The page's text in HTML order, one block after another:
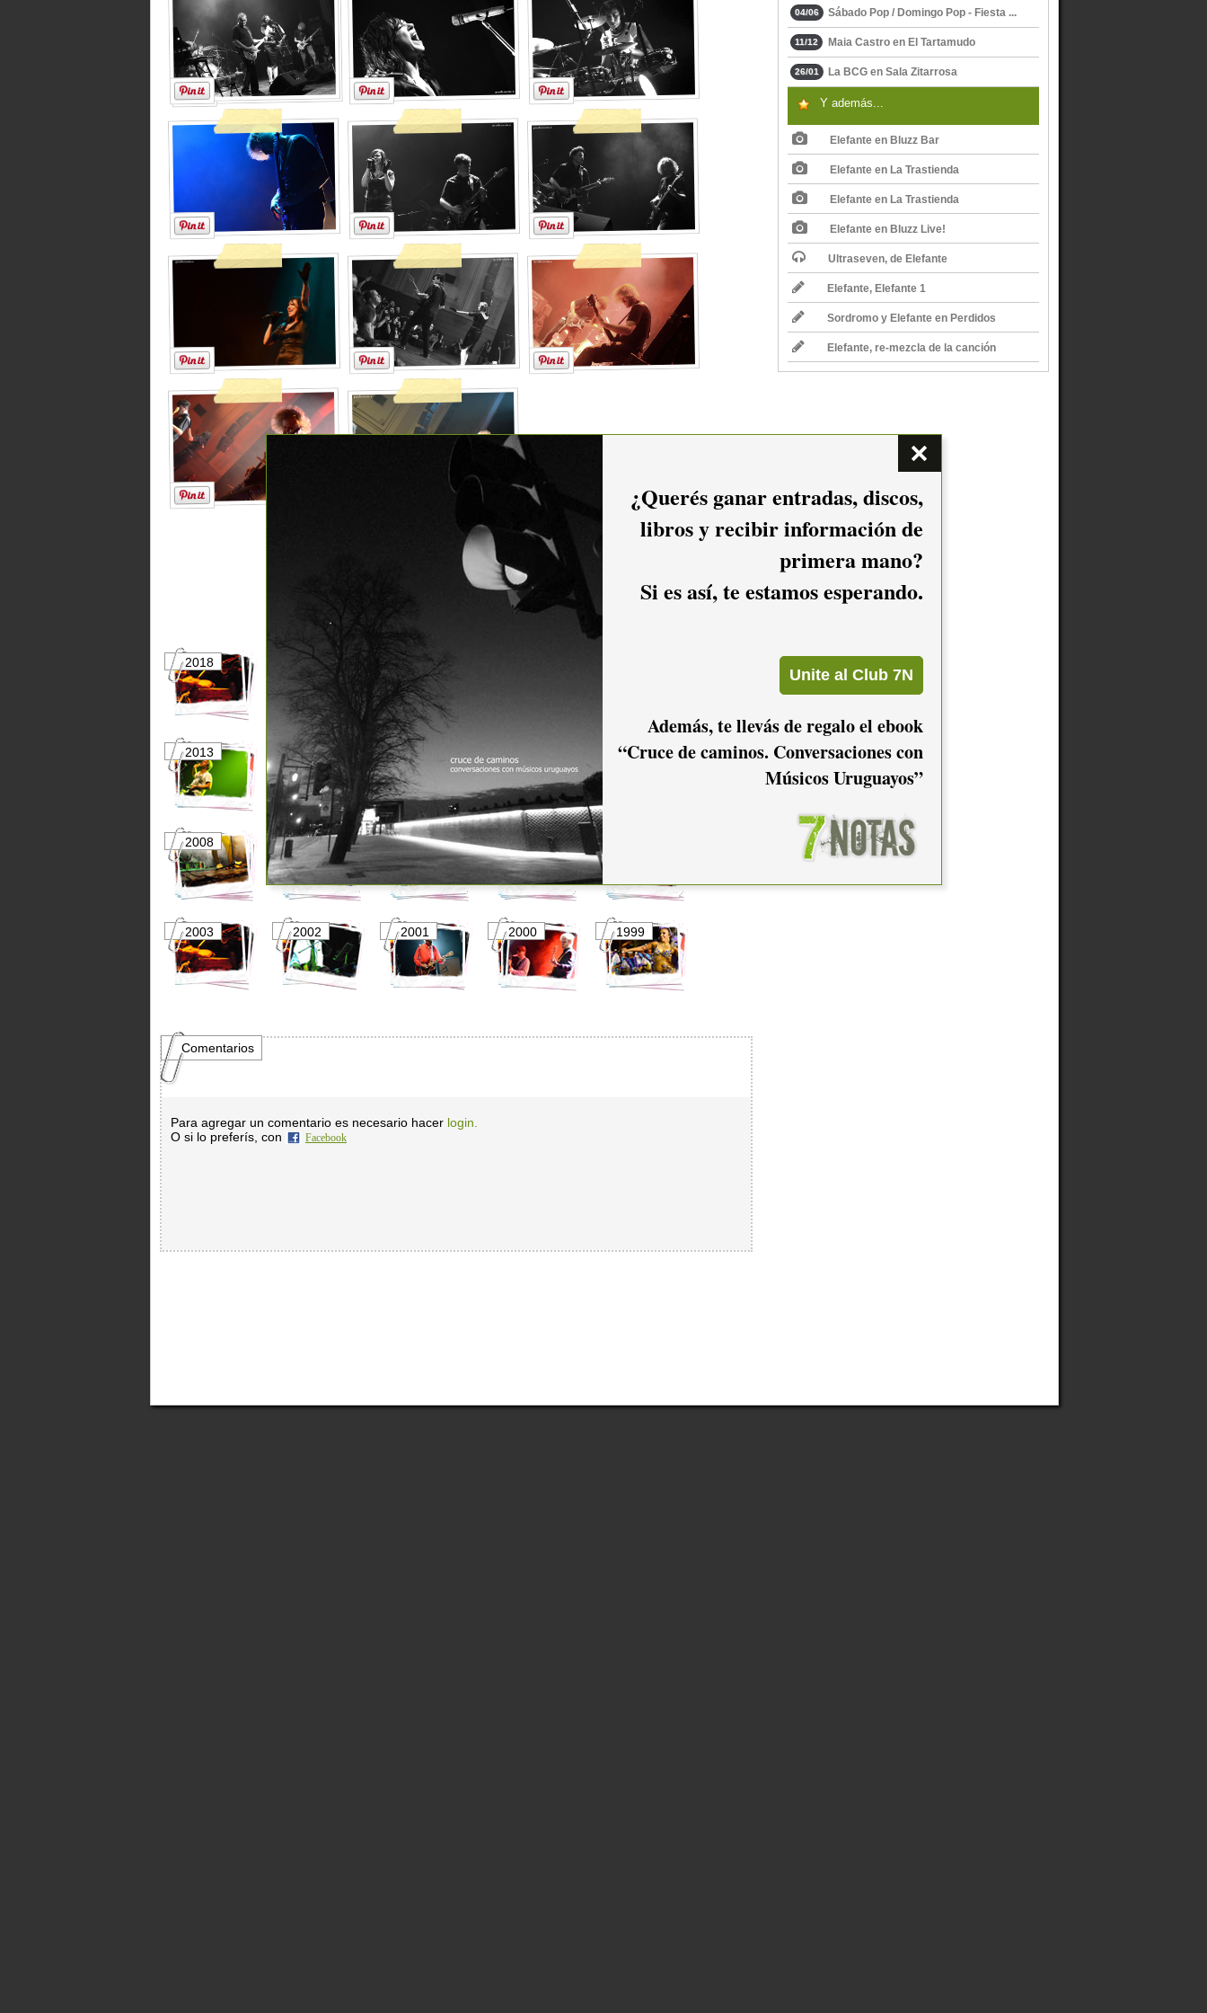
2018 2017 2016
2013 2012 2011 2009
2008 2007 2006 2005
2003 2002 2001 2000 1999
Comentarios
Para agregar un comentario es necesario hacer login.
O si lo preferís, con
Facebook
04/06 Sábado Pop / Domingo Pop - Fiesta ...
11/12 Maia Castro en El Tartamudo
26/01 La BCG en Sala Zitarrosa
Y además...
Elefante en Bluzz Bar
Elefante en La Trastienda
Elefante en La Trastienda
Elefante en Bluzz Live!
Ultraseven, de Elefante
Elefante, Elefante 1
Sordromo y Elefante en Perdidos
Elefante, re-mezcla de la canción
¿Querés ganar entradas, discos,
libros y recibir información de
primera mano?
Si es así, te estamos esperando.
Además, te llevás de regalo el ebook
“Cruce de caminos. Conversaciones con
Músicos Uruguayos”